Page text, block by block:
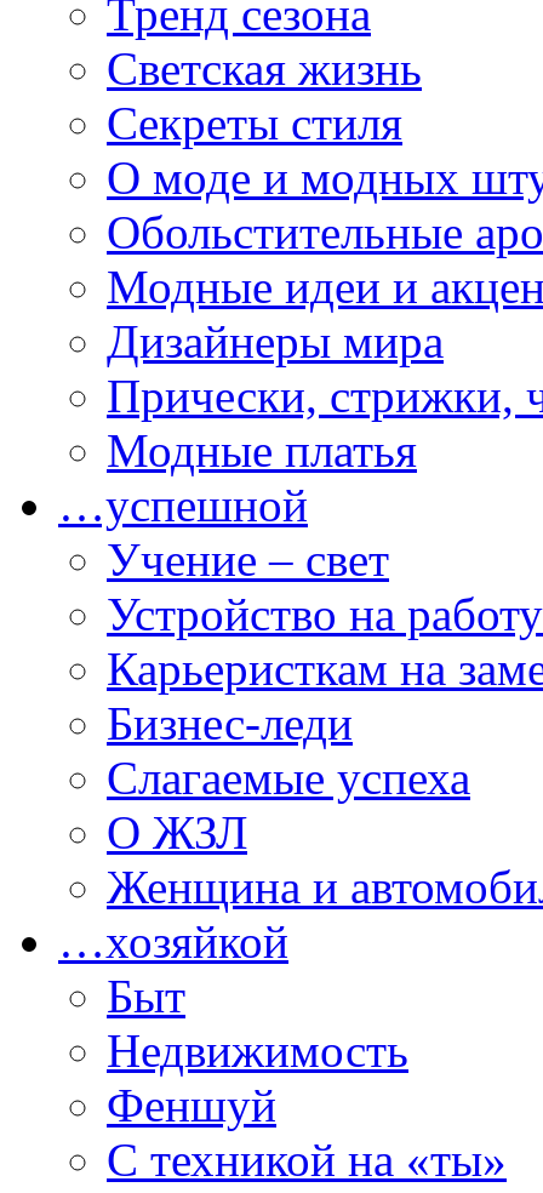
Тренд сезона
Светская жизнь
Секреты стиля
О моде и модных
Обольстительные
Модные идеи и
Дизайнеры мира
Прически, стрижки,
Модные платья
…успешной
Учение – свет
Устройство на работу
Карьеристкам на
Бизнес-леди
Слагаемые успеха
О ЖЗЛ
Женщина и
…хозяйкой
Быт
Недвижимость
Феншуй
С техникой на «ты»